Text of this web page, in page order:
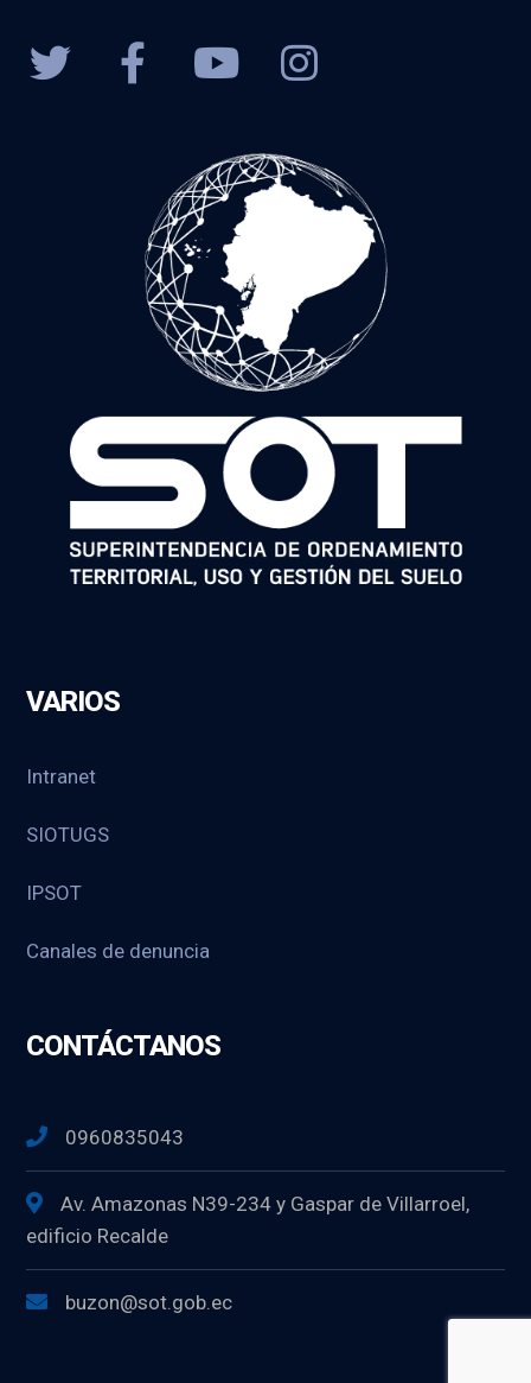
VARIOS
Intranet
SIOTUGS
IPSOT
Canales de denuncia
CONTÁCTANOS
0960835043
Av. Amazonas N39-234 y Gaspar de Villarroel,
edificio Recalde
buzon@sot.gob.ec